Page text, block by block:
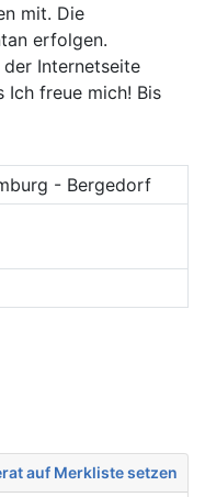
mit. Die
erfolgen.
Internetseite
Ich freue mich! Bis
- Bergedorf
auf Merkliste setzen